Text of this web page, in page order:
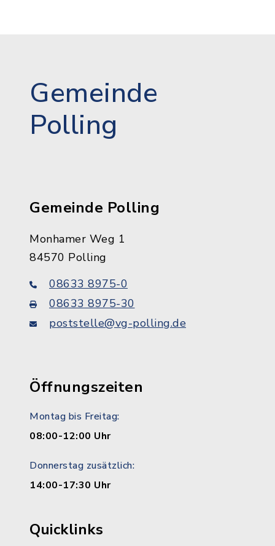
Gemeinde
Polling
Gemeinde Polling
Monhamer Weg 1
84570 Polling
08633 8975-0
08633 8975-30
poststelle@vg-polling.de
Öffnungszeiten
Montag bis Freitag:
08:00-12:00 Uhr
Donnerstag zusätzlich:
14:00-17:30 Uhr
Quicklinks